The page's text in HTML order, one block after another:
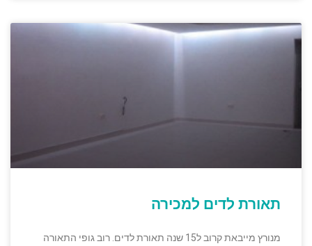
תאורת לדים למכירה
מנורץ מייבאת קרוב ל15 שנה תאורת לדים. רוב גופי התאורה